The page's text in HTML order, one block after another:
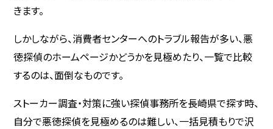
きます。
しかしながら、消費者センターへのトラブル報告が多い、悪
徳探偵のホームページかどうかを見極めたり、一覧で比較
するのは、面倒なものです。
ストーカー調査・対策に強い探偵事務所を長崎県で探す時、
自分で悪徳探偵を見極めるのは難しい、一括見積もりで沢